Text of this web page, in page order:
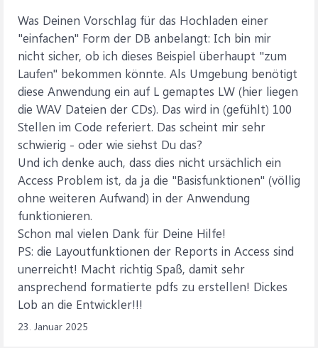
Was Deinen Vorschlag für das Hochladen einer
"einfachen" Form der DB anbelangt: Ich bin mir
nicht sicher, ob ich dieses Beispiel überhaupt "zum
Laufen" bekommen könnte. Als Umgebung benötigt
diese Anwendung ein auf L gemaptes LW (hier liegen
die WAV Dateien der CDs). Das wird in (gefühlt) 100
Stellen im Code referiert. Das scheint mir sehr
schwierig - oder wie siehst Du das?
Und ich denke auch, dass dies nicht ursächlich ein
Access Problem ist, da ja die "Basisfunktionen" (völlig
ohne weiteren Aufwand) in der Anwendung
funktionieren.
Schon mal vielen Dank für Deine Hilfe!
PS: die Layoutfunktionen der Reports in Access sind
unerreicht! Macht richtig Spaß, damit sehr
ansprechend formatierte pdfs zu erstellen! Dickes
Lob an die Entwickler!!!
23. Januar 2025